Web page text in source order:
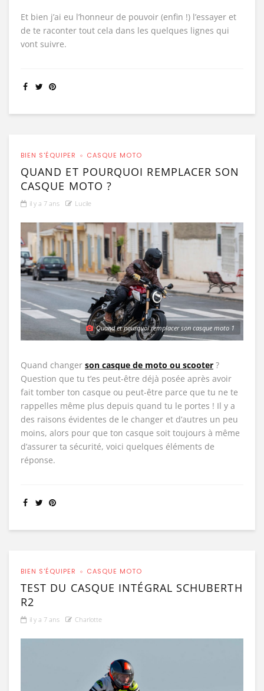
Et bien j’ai eu l’honneur de pouvoir (enfin !) l’essayer et
de te raconter tout cela dans les quelques lignes qui
vont suivre.
BIEN S'ÉQUIPER CASQUE MOTO
QUAND ET POURQUOI REMPLACER SON
CASQUE MOTO ?
il y a 7 ans Lucile
Quand et pourquoi remplacer son casque moto 1
Quand changer son casque de moto ou scooter ?
Question que tu t’es peut-être déjà posée après avoir
fait tomber ton casque ou peut-être parce que tu ne te
rappelles même plus depuis quand tu le portes ! Il y a
des raisons évidentes de le changer et d’autres un peu
moins, alors pour que ton casque soit toujours à même
d’assurer ta sécurité, voici quelques éléments de
réponse.
BIEN S'ÉQUIPER CASQUE MOTO
TEST DU CASQUE INTÉGRAL SCHUBERTH
R2
il y a 7 ans Charlotte